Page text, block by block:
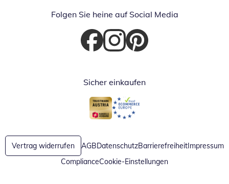
Folgen Sie heine auf Social Media
Öffnet in neuem Fenster
Öffnet in neuem Fenster
Öffnet in neuem Fenster
Sicher einkaufen
Öffnet in neuem Fenster
Öffnet in neuem Fenster
Vertrag widerrufen AGBDatenschutzBarrierefreiheitImpressum
ComplianceCookie-Einstellungen